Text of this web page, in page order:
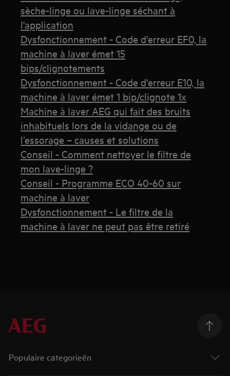
sèche-linge ou lave-linge séchant à
l'application
Dysfonctionnement - Code d'erreur EF0, la
machine à laver émet 15
bips/clignotements
Dysfonctionnement - Code d'erreur E10, la
machine à laver émet 1 bip/clignote 1x
Machine à laver AEG qui fait des bruits
inhabituels lors de la vidange ou de
l’essorage – causes et solutions
Conseil - Comment nettoyer le filtre de
mon lave-linge ?
Conseil - Programme ECO 40-60 sur
machine à laver
Dysfonctionnement - Le filtre de la
machine à laver ne peut pas être retiré
Populaire categorieën